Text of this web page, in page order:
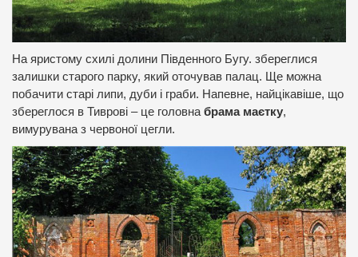
На яристому схилі долини Південного Бугу. збереглися
залишки старого парку, який оточував палац. Ще можна
побачити старі липи, дуби і граби. Напевне, найцікавіше, що
збереглося в Тиврові – це головна брама маєтку,
вимурувана з червоної цегли.